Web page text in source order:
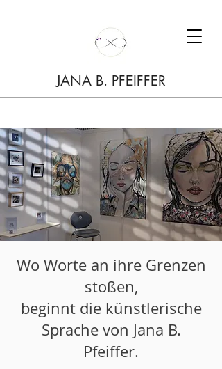
JANA B. PFEIFFER
Wo Worte an ihre Grenzen
stoßen,
beginnt die künstlerische
Sprache von Jana B.
Pfeiffer.